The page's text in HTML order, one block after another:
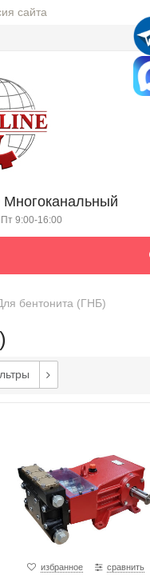
сайта
Многоканальный
9:00-16:00
бентонита (ГНБ)
избранное сравнить